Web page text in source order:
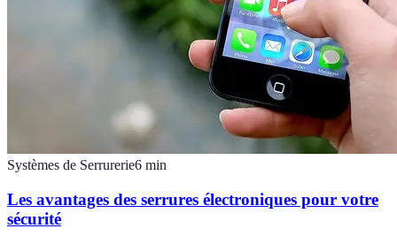
Systèmes de Serrurerie6 min
Les avantages des serrures électroniques pour votre
sécurité